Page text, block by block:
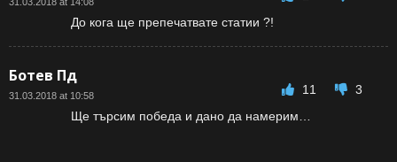
До кога ще препечатвате статии ?!
Ботев Пд
31.03.2018 at 10:58 11
3
Ще търсим победа и дано да намерим…